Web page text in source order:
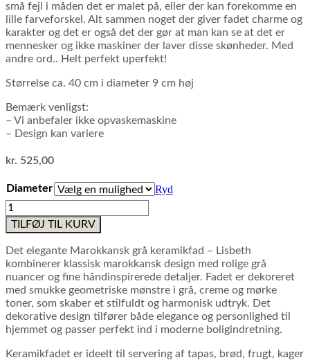
små fejl i måden det er malet på, eller der kan forekomme en
lille farveforskel. Alt sammen noget der giver fadet charme og
karakter og det er også det der gør at man kan se at det er
mennesker og ikke maskiner der laver disse skønheder. Med
andre ord.. Helt perfekt uperfekt!
Størrelse ca. 40 cm i diameter 9 cm høj
Bemærk venligst:
– Vi anbefaler ikke opvaskemaskine
– Design kan variere
kr. 525,00
Diameter
Ryd
Marokkansk
grå
keramikfad
Lisbeth
antal
TILFØJ TIL KURV
Det elegante Marokkansk grå keramikfad – Lisbeth
kombinerer klassisk marokkansk design med rolige grå
nuancer og fine håndinspirerede detaljer. Fadet er dekoreret
med smukke geometriske mønstre i grå, creme og mørke
toner, som skaber et stilfuldt og harmonisk udtryk. Det
dekorative design tilfører både elegance og personlighed til
hjemmet og passer perfekt ind i moderne boligindretning.
Keramikfadet er ideelt til servering af tapas, brød, frugt, kager